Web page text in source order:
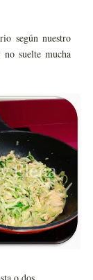
según nuestro
suelte mucha